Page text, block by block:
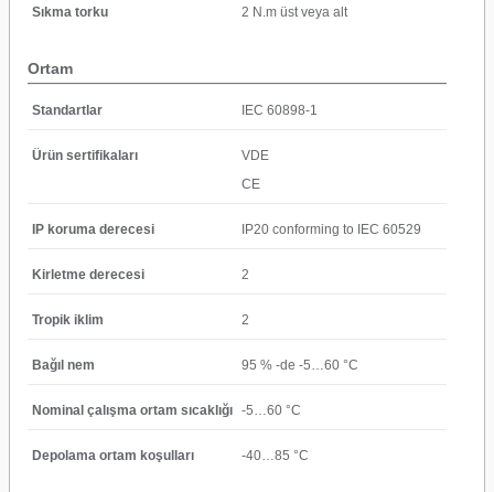
Sıkma torku 2 N.m üst veya alt
Ortam
Standartlar IEC 60898-1
Ürün sertifikaları
VDE
CE
IP koruma derecesi IP20 conforming to IEC 60529
Kirletme derecesi 2
Tropik iklim 2
Bağıl nem 95 % -de -5…60 °C
Nominal çalışma ortam sıcaklığı -5…60 °C
Depolama ortam koşulları -40…85 °C